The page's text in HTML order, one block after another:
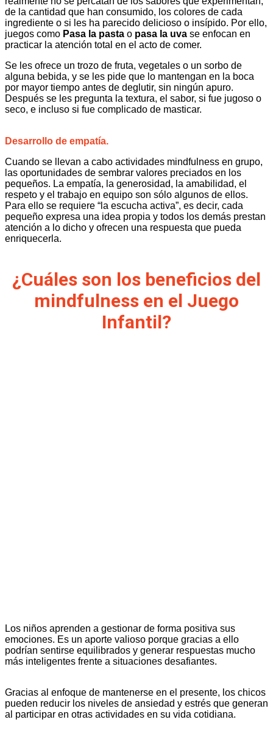
de la cantidad que han consumido, los colores de cada
ingrediente o si les ha parecido delicioso o insípido. Por ello,
juegos como Pasa la pasta o pasa la uva se enfocan en
practicar la atención total en el acto de comer.
Se les ofrece un trozo de fruta, vegetales o un sorbo de
alguna bebida, y se les pide que lo mantengan en la boca
por mayor tiempo antes de deglutir, sin ningún apuro.
Después se les pregunta la textura, el sabor, si fue jugoso o
seco, e incluso si fue complicado de masticar.
Desarrollo de empatía.
Cuando se llevan a cabo actividades mindfulness en grupo,
las oportunidades de sembrar valores preciados en los
pequeños. La empatía, la generosidad, la amabilidad, el
respeto y el trabajo en equipo son sólo algunos de ellos.
Para ello se requiere “la escucha activa”, es decir, cada
pequeño expresa una idea propia y todos los demás prestan
atención a lo dicho y ofrecen una respuesta que pueda
enriquecerla.
¿Cuáles son los beneficios del
mindfulness en el Juego
Infantil?
Los niños aprenden a gestionar de forma positiva sus
emociones. Es un aporte valioso porque gracias a ello
podrían sentirse equilibrados y generar respuestas mucho
más inteligentes frente a situaciones desafiantes.
Gracias al enfoque de mantenerse en el presente, los chicos
pueden reducir los niveles de ansiedad y estrés que generan
al participar en otras actividades en su vida cotidiana.